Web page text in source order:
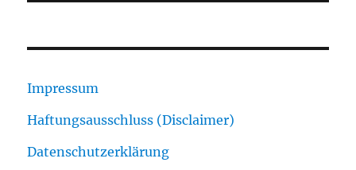
Impressum
Haftungsausschluss (Disclaimer)
Datenschutzerklärung